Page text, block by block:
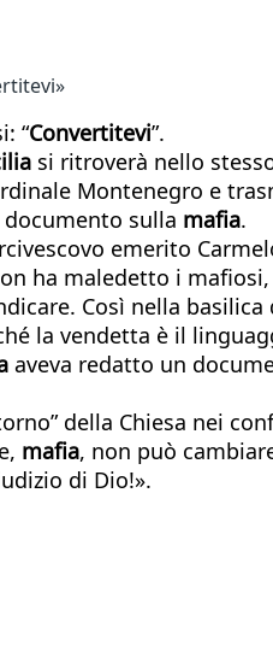
“Convertitevi”.
si ritroverà nello
Montenegro e
sulla mafia.
emerito
ha maledetto i
Così nella basilica
la vendetta è il
aveva redatto un
della Chiesa nei
mafia, non può
di Dio!».